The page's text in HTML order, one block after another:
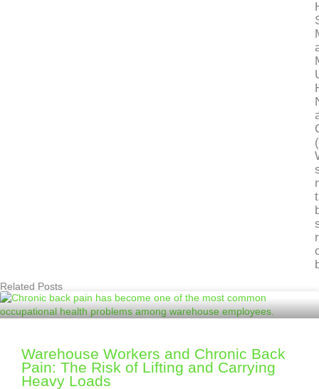
Related Posts
Warehouse Workers and Chronic Back
Pain: The Risk of Lifting and Carrying
Heavy Loads